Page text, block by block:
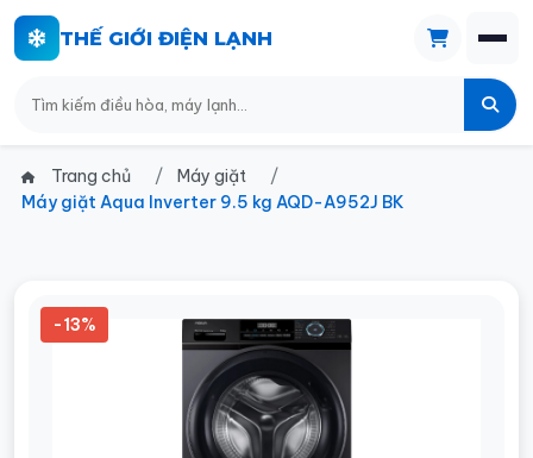
THẾ GIỚI ĐIỆN LẠNH
Trang chủ
Máy giặt
Máy giặt Aqua Inverter 9.5 kg AQD-A952J BK
-13%